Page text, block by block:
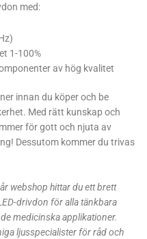
med:
1-100%
av hög kvalitet
innan du köper och be
Med rätt kunskap och
för gott och njuta av
Dessutom kommer du trivas
webshop hittar du ett brett
drivdon för alla tänkbara
medicinska applikationer.
ljusspecialister för råd och